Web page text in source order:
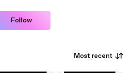
Follow
Most recent